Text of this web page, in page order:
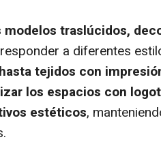
modelos traslúcidos,
a diferentes
tejidos con
los espacios con
estéticos,